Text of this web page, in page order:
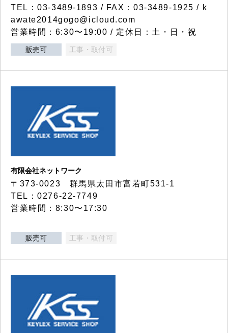
TEL：03-3489-1893 / FAX：03-3489-1925 / k
awate2014gogo@icloud.com
営業時間：6:30〜19:00 / 定休日：土・日・祝
販売可 工事・取付可
有限会社ネットワーク
〒373-0023 群馬県太田市富若町531-1
TEL：0276-22-7749
営業時間：8:30〜17:30
販売可 工事・取付可